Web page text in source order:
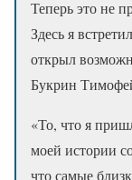
Теперь это не
Здесь я
открыл
Букрин
«То, что я
моей истории
что самые